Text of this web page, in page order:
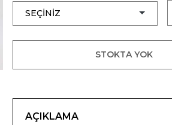
STOKTA YOK
AÇIKLAMA